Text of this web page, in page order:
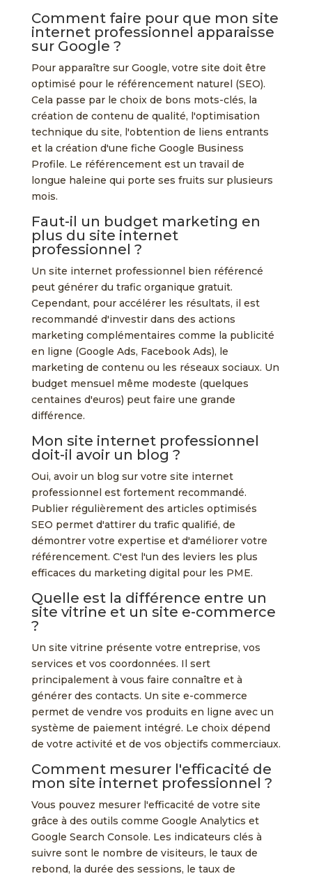
Comment faire pour que mon site
internet professionnel apparaisse
sur Google ?
Pour apparaître sur Google, votre site doit être
optimisé pour le référencement naturel (SEO).
Cela passe par le choix de bons mots-clés, la
création de contenu de qualité, l'optimisation
technique du site, l'obtention de liens entrants
et la création d'une fiche Google Business
Profile. Le référencement est un travail de
longue haleine qui porte ses fruits sur plusieurs
mois.
Faut-il un budget marketing en
plus du site internet
professionnel ?
Un site internet professionnel bien référencé
peut générer du trafic organique gratuit.
Cependant, pour accélérer les résultats, il est
recommandé d'investir dans des actions
marketing complémentaires comme la publicité
en ligne (Google Ads, Facebook Ads), le
marketing de contenu ou les réseaux sociaux. Un
budget mensuel même modeste (quelques
centaines d'euros) peut faire une grande
différence.
Mon site internet professionnel
doit-il avoir un blog ?
Oui, avoir un blog sur votre site internet
professionnel est fortement recommandé.
Publier régulièrement des articles optimisés
SEO permet d'attirer du trafic qualifié, de
démontrer votre expertise et d'améliorer votre
référencement. C'est l'un des leviers les plus
efficaces du marketing digital pour les PME.
Quelle est la différence entre un
site vitrine et un site e-commerce
?
Un site vitrine présente votre entreprise, vos
services et vos coordonnées. Il sert
principalement à vous faire connaître et à
générer des contacts. Un site e-commerce
permet de vendre vos produits en ligne avec un
système de paiement intégré. Le choix dépend
de votre activité et de vos objectifs commerciaux.
Comment mesurer l'efficacité de
mon site internet professionnel ?
Vous pouvez mesurer l'efficacité de votre site
grâce à des outils comme Google Analytics et
Google Search Console. Les indicateurs clés à
suivre sont le nombre de visiteurs, le taux de
rebond, la durée des sessions, le taux de